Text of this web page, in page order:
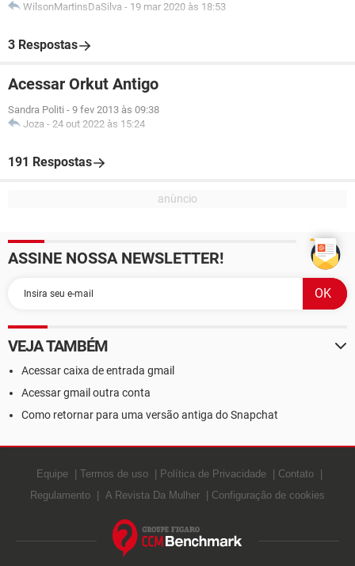
WilsonMartinsDaSilva - 19 mar 2020 às 18:53
3 Respostas
Acessar Orkut Antigo
Sandra Politi - 9 fev 2013 às 09:38
Joza - 24 out 2022 às 15:24
191 Respostas
ASSINE NOSSA NEWSLETTER!
VEJA TAMBÉM
Acessar caixa de entrada gmail
Acessar gmail outra conta
Como retornar para uma versão antiga do Snapchat
Equipe Termos de uso Política de Privacidade
Contato
Regulamento
A Revista Da Mulher Configuração de cookies